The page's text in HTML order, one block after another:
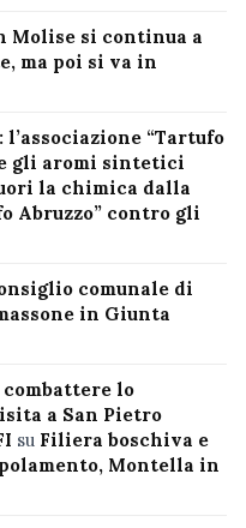
Molise si continua a
ma poi si va in
“Tartufo
gli aromi sintetici
la chimica dalla
Abruzzo” contro gli
comunale di
in Giunta
lo
a San Pietro
su Filiera boschiva e
Montella in